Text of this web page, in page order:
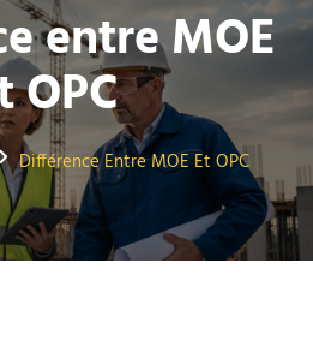
entre MOE
OPC
Différence Entre MOE Et OPC